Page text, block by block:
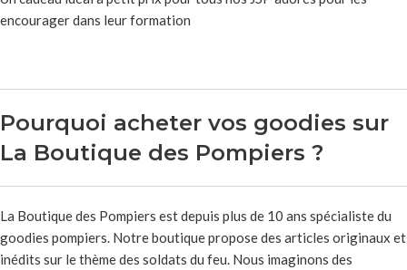
encourager dans leur formation
Pourquoi acheter vos goodies sur
La Boutique des Pompiers ?
La Boutique des Pompiers est depuis plus de 10 ans spécialiste du
goodies pompiers. Notre boutique propose des articles originaux et
inédits sur le thème des soldats du feu. Nous imaginons des